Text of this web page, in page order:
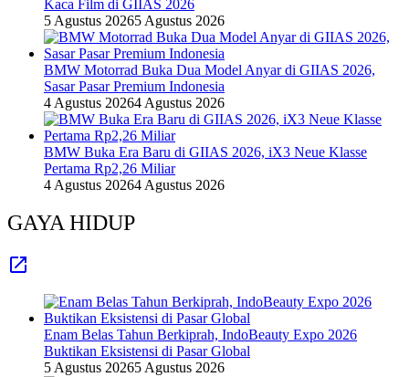
Kaca Film di GIIAS 2026
5 Agustus 20265 Agustus 2026
BMW Motorrad Buka Dua Model Anyar di GIIAS 2026,
Sasar Pasar Premium Indonesia
4 Agustus 20264 Agustus 2026
BMW Buka Era Baru di GIIAS 2026, iX3 Neue Klasse
Pertama Rp2,26 Miliar
4 Agustus 20264 Agustus 2026
GAYA HIDUP
Enam Belas Tahun Berkiprah, IndoBeauty Expo 2026
Buktikan Eksistensi di Pasar Global
5 Agustus 20265 Agustus 2026